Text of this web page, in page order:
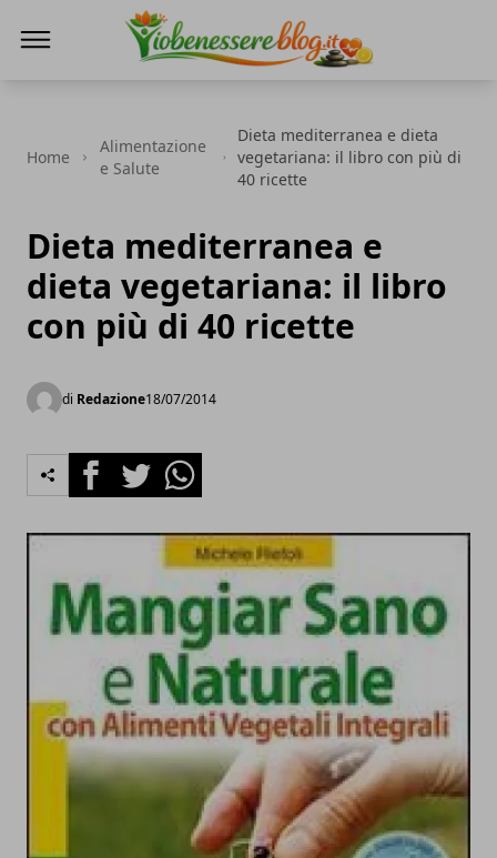
Home
Alimentazione
e Salute
Dieta mediterranea e dieta
vegetariana: il libro con più di
40 ricette
Dieta mediterranea e
dieta vegetariana: il libro
con più di 40 ricette
di Redazione18/07/2014
FacebookTwitterWhatsapp